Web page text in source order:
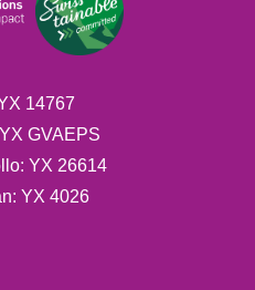
14767
GVAEPS
YX 26614
YX 4026